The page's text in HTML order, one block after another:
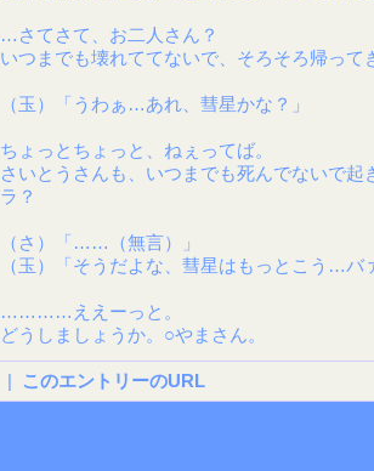
…さてさて、お二人さん？
いつまでも壊れててないで、そろそろ帰って
（玉）「うわぁ…あれ、彗星かな？」
ちょっとちょっと、ねぇってば。
さいとうさんも、いつまでも死んでないで起
ラ？
（さ）「……（無言）」
（玉）「そうだよな、彗星はもっとこう…
…………ええーっと。
どうしましょうか。○やまさん。
| このエントリーのURL